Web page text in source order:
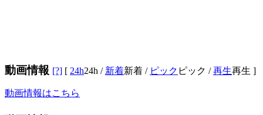
動画情報 [?] [ 24h24h / 新着新着 / ピック ピック /再生再生 ]
動画情報はこちら